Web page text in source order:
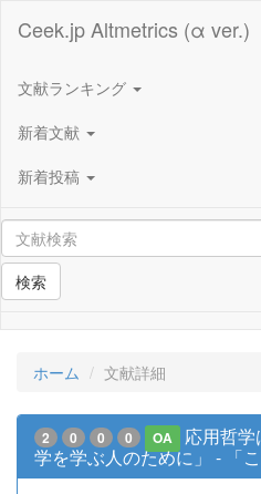
Ceek.jp Altmetrics (α ver.)
文献ランキング
新着文献
新着投稿
検索
ホーム 文献詳細
2 0 0 0 OA
応用哲
学を学ぶ人のために」 - 「